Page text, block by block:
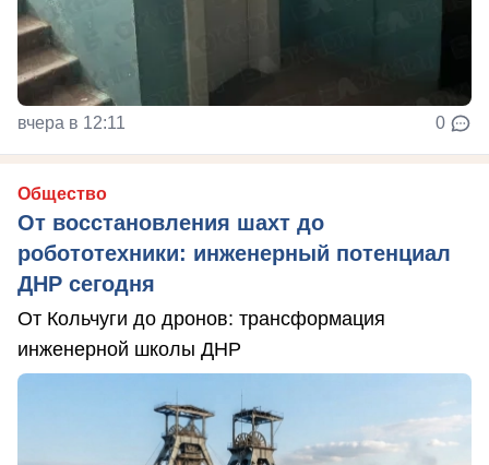
вчера в 12:11 0
Общество
От восстановления шахт до
робототехники: инженерный потенциал
ДНР сегодня
От Кольчуги до дронов: трансформация
инженерной школы ДНР